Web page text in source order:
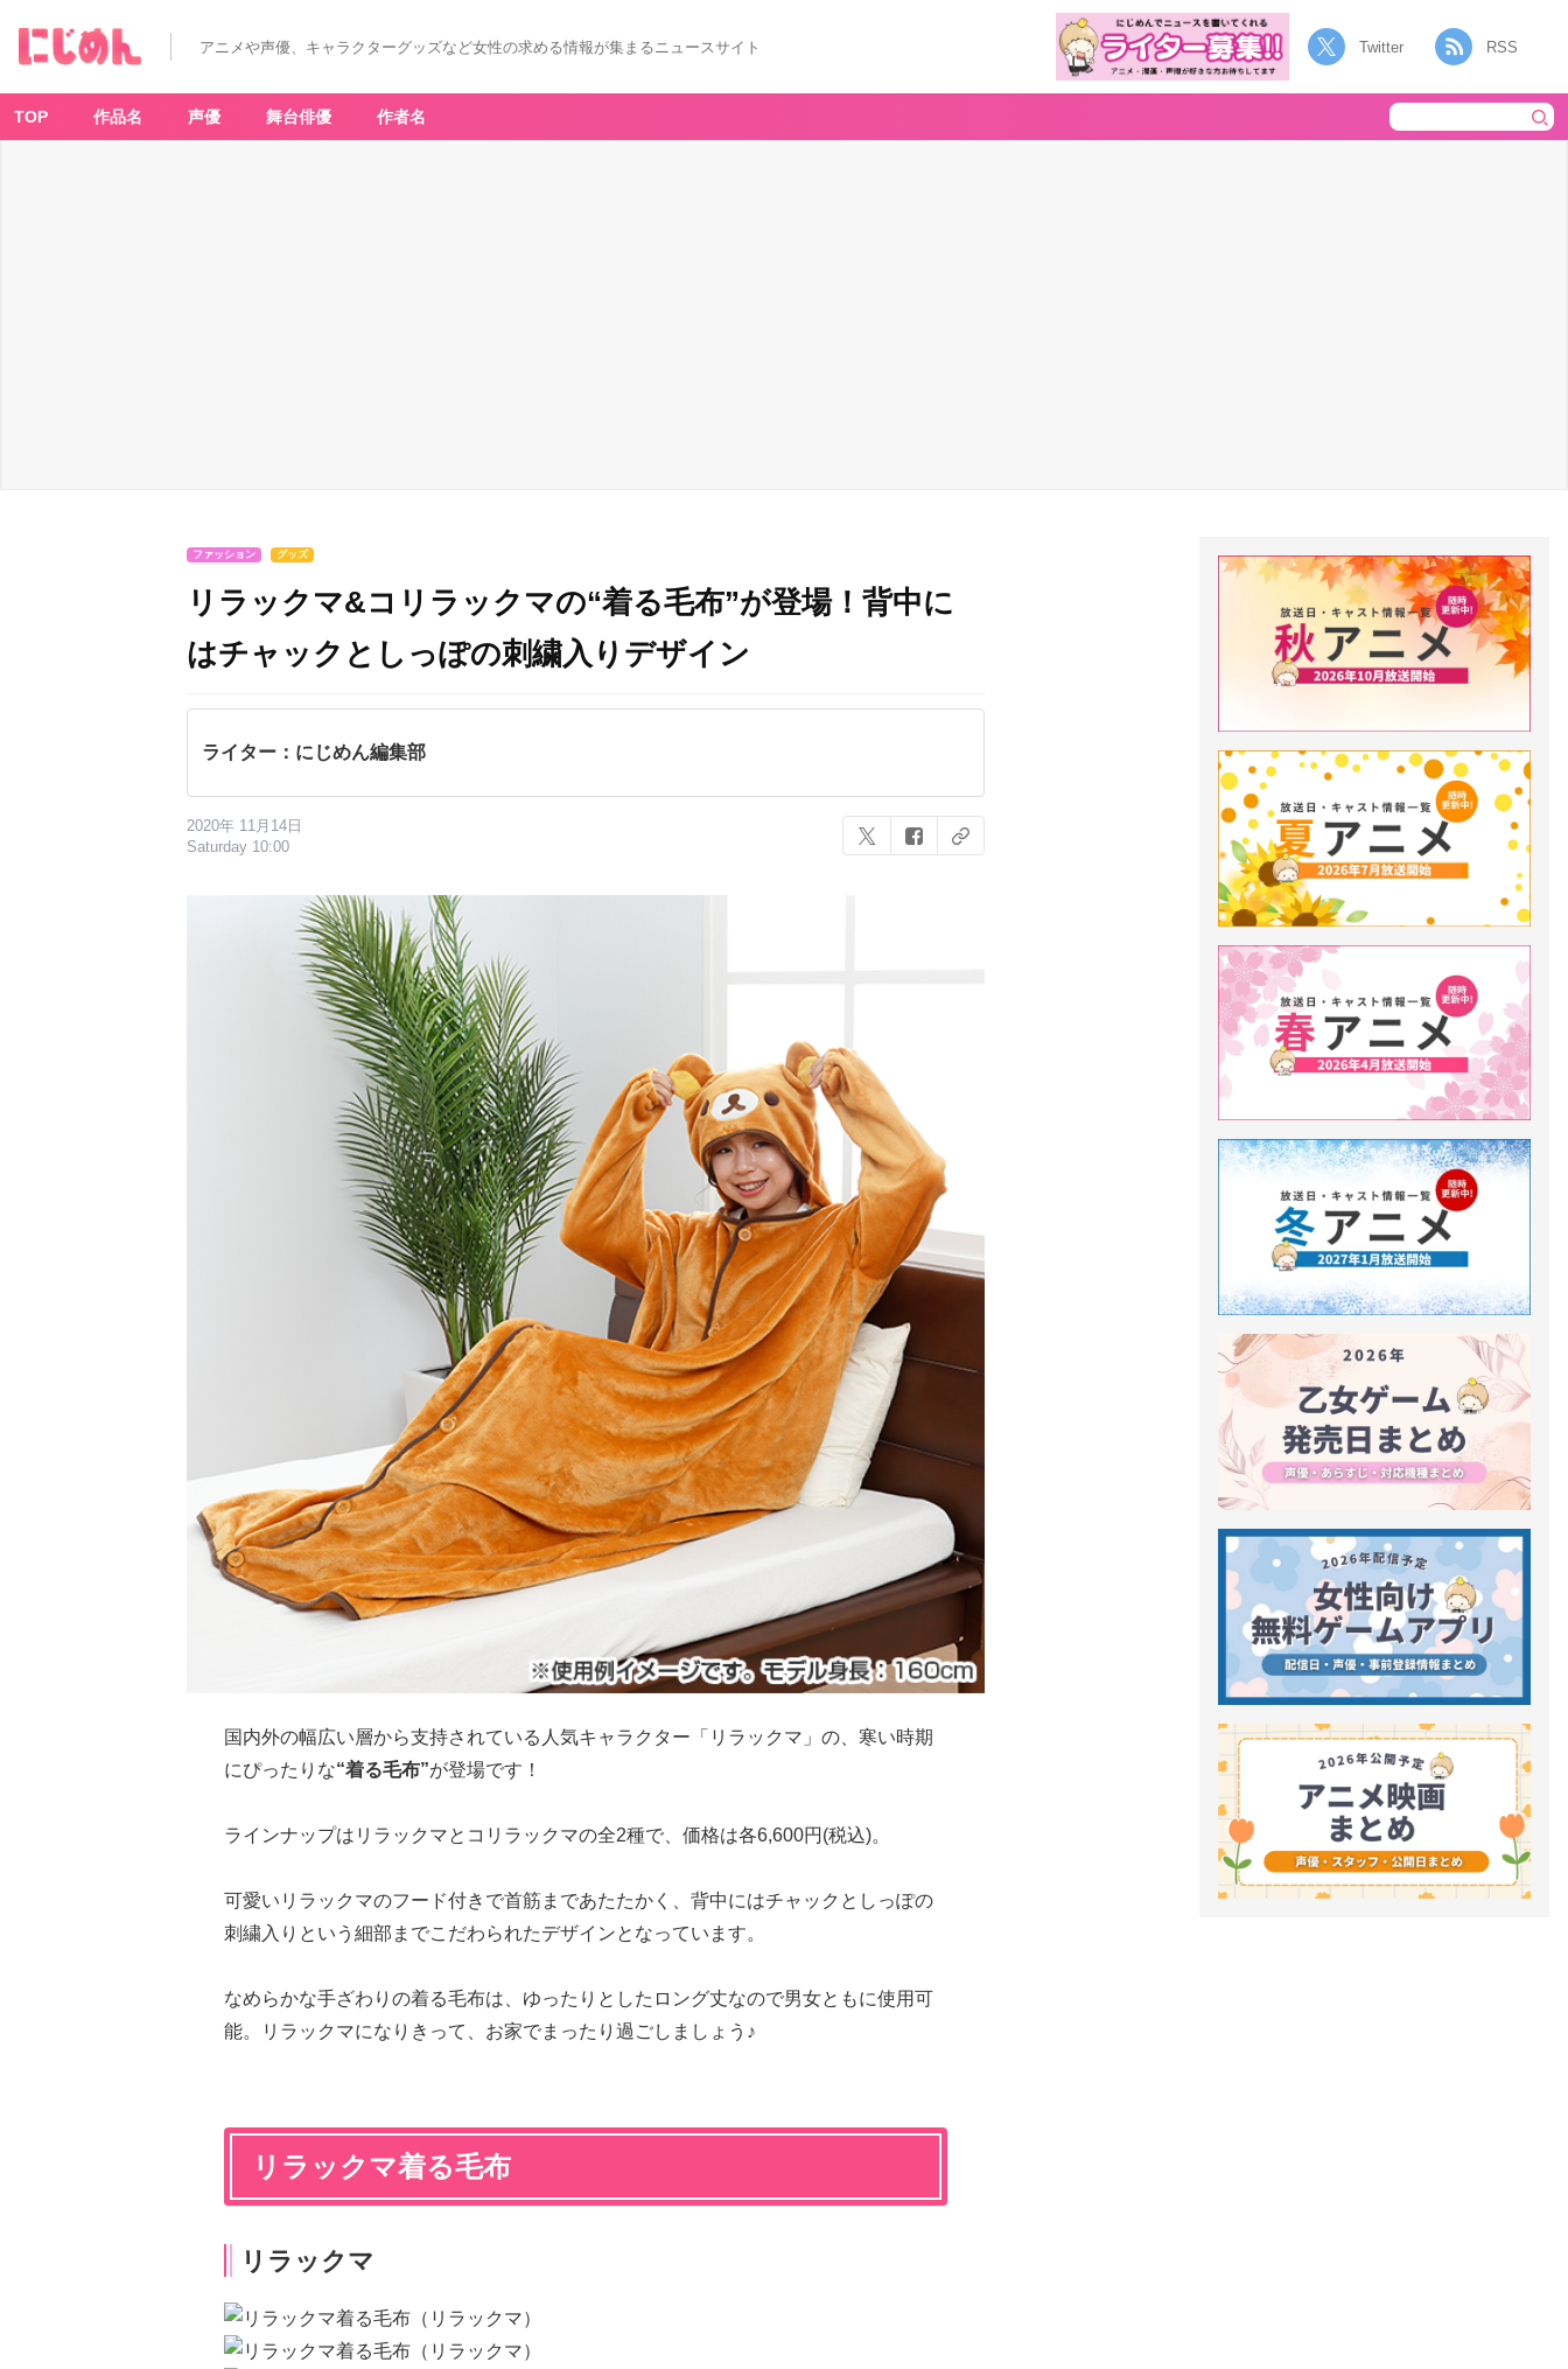
アニメや声優、キャラクターグッズなど女性の求める情報が集まるニュースサイト Twitter RSS
TOP 作品名 声優 舞台俳優 作者名
ファッション グッズ
リラックマ&コリラックマの“着る毛布”が登場！背中に
はチャックとしっぽの刺繍入りデザイン
ライター：にじめん編集部
2020年 11月14日
Saturday 10:00
国内外の幅広い層から支持されている人気キャラクター「リラックマ」の、寒い時期
にぴったりな“着る毛布”が登場です！
ラインナップはリラックマとコリラックマの全2種で、価格は各6,600円(税込)。
可愛いリラックマのフード付きで首筋まであたたかく、背中にはチャックとしっぽの
刺繍入りという細部までこだわられたデザインとなっています。
なめらかな手ざわりの着る毛布は、ゆったりとしたロング丈なので男女ともに使用可
能。リラックマになりきって、お家でまったり過ごしましょう♪
リラックマ着る毛布
リラックマ